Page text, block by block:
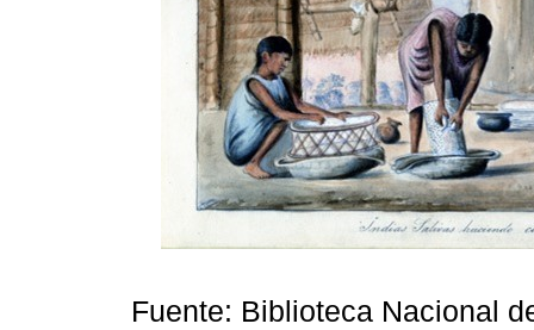
Fuente: Biblioteca Nacional